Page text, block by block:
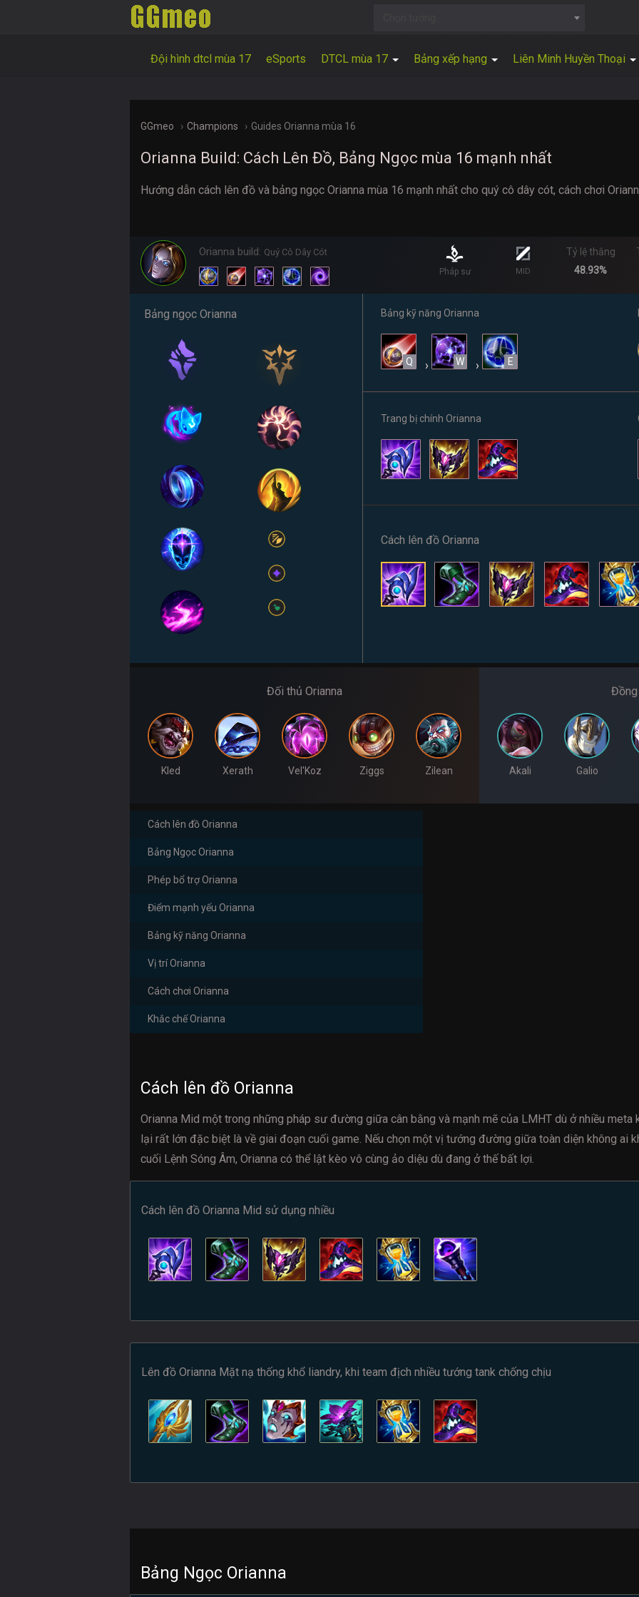
Đội hình dtcl mùa 17 eSports DTCL mùa 17 Bảng xếp hạng Liên Minh Huyền Thoại
GGmeo Champions Guides Orianna mùa 16
Orianna Build: Cách Lên Đồ, Bảng Ngọc mùa 16 mạnh nhất
Hướng dẫn cách lên đồ và bảng ngọc Orianna mùa 16 mạnh nhất cho quý cô dây cót, cách chơi
Orianna build: Quý Cô Dây Cót
Pháp sư MID
Tỷ lệ thắng
48.93%
Bảng ngọc Orianna Bảng kỹ năng Orianna
Q › W › E
Trang bị chính Orianna
Cách lên đồ Orianna
Đối thủ Orianna
Kled Xerath Vel'Koz Ziggs Zilean
Đồng
Akali Galio
Cách lên đồ Orianna
Bảng Ngọc Orianna
Phép bổ trợ Orianna
Điểm mạnh yếu Orianna
Bảng kỹ năng Orianna
Vị trí Orianna
Cách chơi Orianna
Khắc chế Orianna
Cách lên đồ Orianna
Orianna Mid một trong những pháp sư đường giữa cân bằng và mạnh mẽ của LMHT dù ở nhiều meta
lại rất lớn đặc biệt là về giai đoạn cuối game. Nếu chọn một vị tướng đường giữa toàn diện không ai
cuối Lệnh Sóng Âm, Orianna có thể lật kèo vô cùng ảo diệu dù đang ở thế bất lợi.
Cách lên đồ Orianna Mid sử dụng nhiều
Lên đồ Orianna Mặt nạ thống khổ liandry, khi team địch nhiều tướng tank chống chịu
Bảng Ngọc Orianna